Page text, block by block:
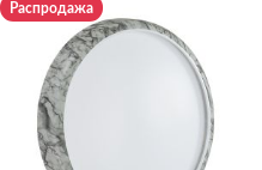
Распродажа